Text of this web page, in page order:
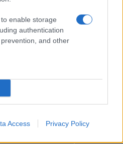
enable storage
authentication
and other
Access Privacy Policy
elegante: identità, tono e